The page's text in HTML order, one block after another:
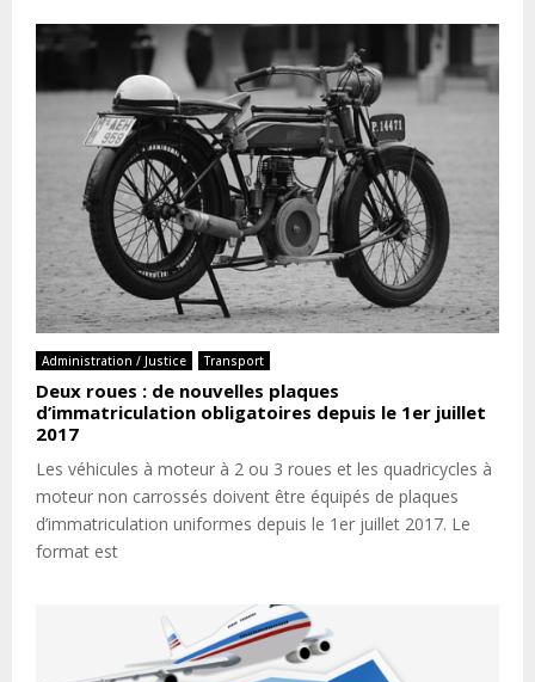
Administration / Justice Transport
Deux roues : de nouvelles plaques
d’immatriculation obligatoires depuis le 1er juillet
2017
Les véhicules à moteur à 2 ou 3 roues et les quadricycles à
moteur non carrossés doivent être équipés de plaques
d’immatriculation uniformes depuis le 1er juillet 2017. Le
format est